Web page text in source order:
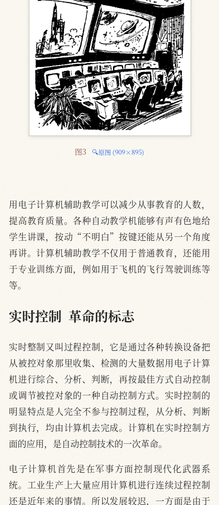
图3 🔍原图 (909×895)
用电子计算机辅助教学可以减少从事教育的人数，
提高教育质量。各种自动教学机能够有声有色地给
学生讲课，按动“不明白”按键还能从另一个角度
再讲。计算机辅助教学不仅用于普通教育，还能用
于专业训练方面，例如用于飞机的飞行驾驶训练等
等。
实时控制  革命的标志
实时整制又叫过程控制，它是通过各种转换设备把
从被控对象那里收集、检测的大量数据用电子计算
机进行综合、分析、判断，再按最佳方式自动控制
或调节被控对象的一种自动控制方式。实时控制的
明显特点是人完全不参与控制过程，从分析、判断
到执行，均由计算机去完成。计算机在实时控制方
面的应用，是自动控制技术的一次革命。
电子计算机首先是在军事方面控制现代化武器系
统。工业生产上大量应用计算机进行连续过程控制
还是近年来的事情。所以发展较迟，一方面是由于